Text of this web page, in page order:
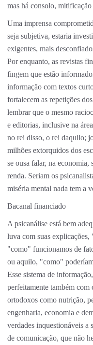
mas há consolo, mitificação
Uma imprensa
seja subjetiva, estaria
exigentes, mais
Por enquanto, as revistas
fingem que estão
informação com textos
fortalecem as repetições
lembrar que o mesmo
e editorias, inclusive na
no rei disso, o rei daquilo;
milhões extorquidos dos
se ousa falar, na economia,
renda. Seriam os
miséria mental nada tem a
Bacanal financiado
A psicanálise está bem
luva com suas
"como" funcionamos de
ou aquilo, "como"
Esse sistema de
perfeitamente também com
ortodoxos como nutrição,
engenharia, economia e
verdades inquestionáveis a
de comunicação, que não